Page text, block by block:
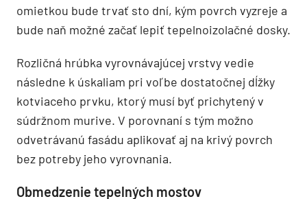
omietkou bude trvať sto dní, kým povrch vyzreje a
bude naň možné začať lepiť tepelnoizolačné dosky.
Rozličná hrúbka vyrovnávajúcej vrstvy vedie
následne k úskaliam pri voľbe dostatočnej dĺžky
kotviaceho prvku, ktorý musí byť prichytený v
súdržnom murive. V porovnaní s tým možno
odvetrávanú fasádu aplikovať aj na krivý povrch
bez potreby jeho vyrovnania.
Obmedzenie tepelných mostov